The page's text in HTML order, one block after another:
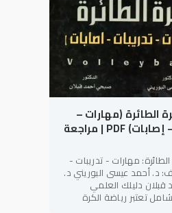
الطائرة (مهارات –
تدريبات – إصابات) PDF | مراجعة
مهارات - تدريبات -
د. أحمد عيسى البوريني د.
دليلك العلمي
تعتبر رياضة الكرة